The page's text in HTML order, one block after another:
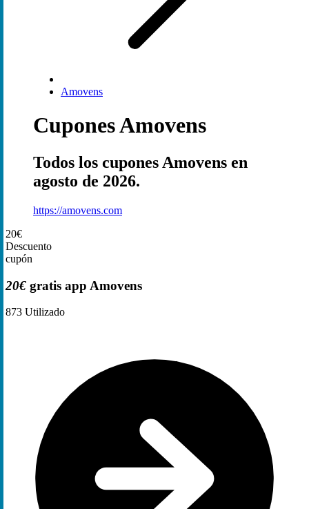
Amovens
Cupones Amovens
Todos los cupones Amovens en
agosto de 2026.
https://amovens.com
20€
Descuento
cupón
20€ gratis app Amovens
873 Utilizado